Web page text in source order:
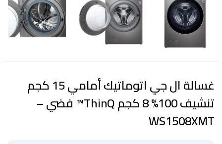
غسالة ال جي اتوماتيك أمامي 15 كجم
تنشيف 100% 8 كجم ThinQ™ فضي –
WS1508XMT